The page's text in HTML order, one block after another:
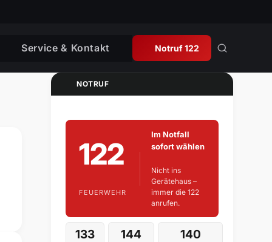
Service & Kontakt Notruf 122
NOTRUF
122
FEUERWEHR
Im Notfall
sofort wählen
Nicht ins
Gerätehaus –
immer die 122
anrufen.
133 144 140